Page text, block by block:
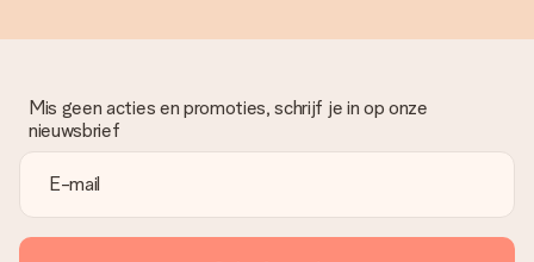
Mis geen acties en promoties, schrijf je in op onze
nieuwsbrief